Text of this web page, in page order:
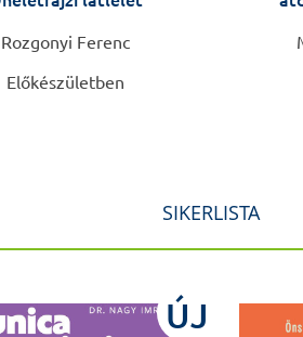
Rozgonyi Ferenc
Előkészületben
SIKERLISTA
ÚJ